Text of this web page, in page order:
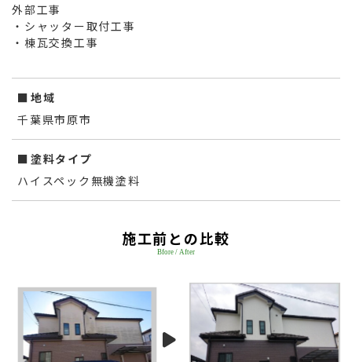
外部工事
・シャッター取付工事
・棟瓦交換工事
地域
千葉県市原市
塗料タイプ
ハイスペック無機塗料
施工前との比較
Bfore / After